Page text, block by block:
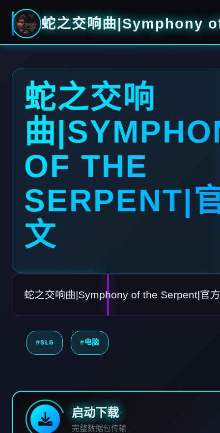
蛇之交响曲|Symphony
蛇之交响
曲
OF THE
SERPENT|
文
蛇之交响曲|Symphony of the Serpent|官
#SLG #电脑
启动下载
完整数据包传输